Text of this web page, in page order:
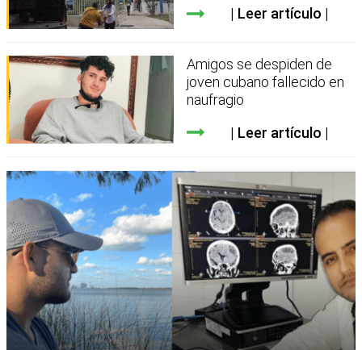
Leer artículo
Amigos se despiden de
joven cubano fallecido en
naufragio
Leer artículo